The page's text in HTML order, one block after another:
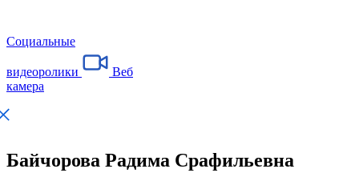
Социальные
видеоролики
Веб
камера
Байчорова Радима Срафильевна